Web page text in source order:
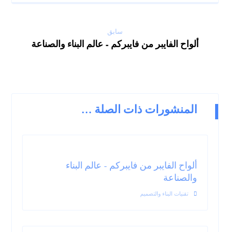
سابق
ألواح الفايبر من فايبركم – عالم البناء والصناعة
المنشورات ذات الصلة ...
ألواح الفايبر من فايبركم – عالم البناء
والصناعة
تقنيات البناء والتصميم